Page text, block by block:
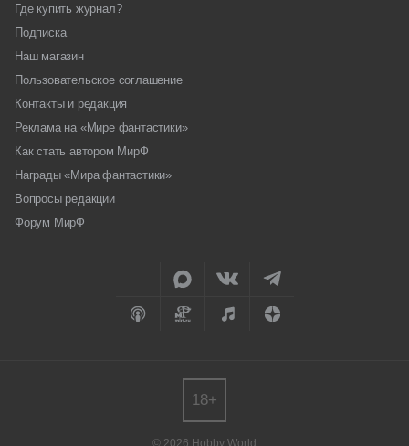
Где купить журнал?
Подписка
Наш магазин
Пользовательское соглашение
Контакты и редакция
Реклама на «Мире фантастики»
Как стать автором МирФ
Награды «Мира фантастики»
Вопросы редакции
Форум МирФ
© 2026 Hobby World
18+